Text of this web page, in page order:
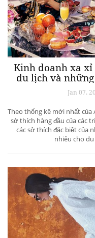
Kinh doanh xa
du lịch và
ngành
Jan 07,
Theo thống kê mới nhất
sở thích hàng đầu của các
các sở thích đặc biệt của
nhiêu cho